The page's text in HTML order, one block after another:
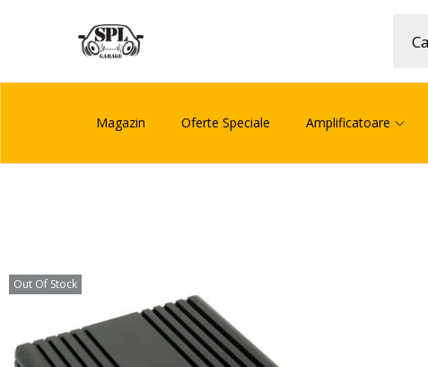
Magazin Oferte Speciale Amplificatoare
Out Of Stock